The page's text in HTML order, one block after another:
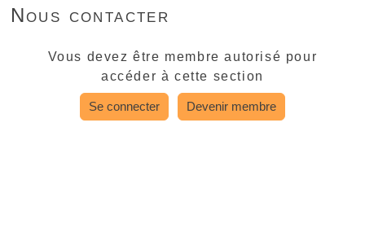
Nous contacter
Vous devez être membre autorisé pour
accéder à cette section
Se connecter Devenir membre